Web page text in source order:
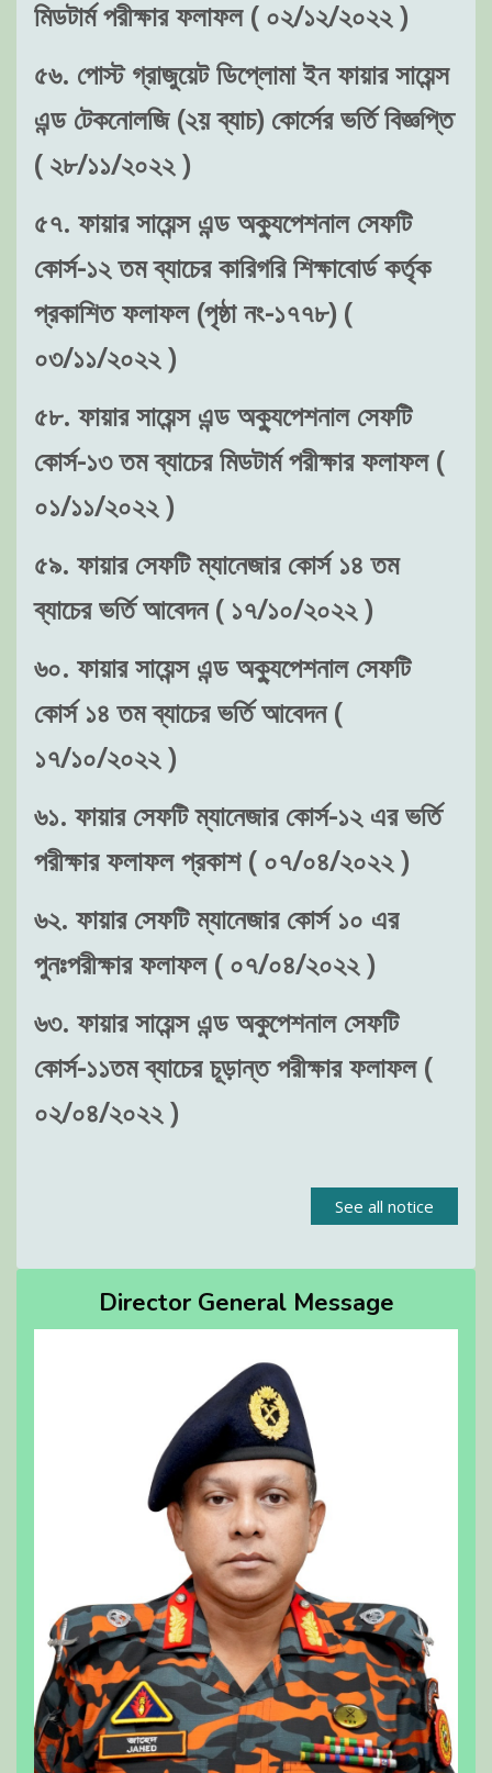
মিডটার্ম পরীক্ষার ফলাফল ( ০২/১২/২০২২ )
৫৬. পোস্ট গ্রাজুয়েট ডিপ্লোমা ইন ফায়ার সায়েন্স
এন্ড টেকনোলজি (২য় ব্যাচ) কোর্সের ভর্তি বিজ্ঞপ্তি
( ২৮/১১/২০২২ )
৫৭. ফায়ার সায়েন্স এন্ড অক্যুপেশনাল সেফটি
কোর্স-১২ তম ব্যাচের কারিগরি শিক্ষাবোর্ড কর্তৃক
প্রকাশিত ফলাফল (পৃষ্ঠা নং-১৭৭৮) (
০৩/১১/২০২২ )
৫৮. ফায়ার সায়েন্স এন্ড অক্যুপেশনাল সেফটি
কোর্স-১৩ তম ব্যাচের মিডটার্ম পরীক্ষার ফলাফল (
০১/১১/২০২২ )
৫৯. ফায়ার সেফটি ম্যানেজার কোর্স ১৪ তম
ব্যাচের ভর্তি আবেদন ( ১৭/১০/২০২২ )
৬০. ফায়ার সায়েন্স এন্ড অক্যুপেশনাল সেফটি
কোর্স ১৪ তম ব্যাচের ভর্তি আবেদন (
১৭/১০/২০২২ )
৬১. ফায়ার সেফটি ম্যানেজার কোর্স-১২ এর ভর্তি
পরীক্ষার ফলাফল প্রকাশ ( ০৭/০৪/২০২২ )
৬২. ফায়ার সেফটি ম্যানেজার কোর্স ১০ এর
পুনঃপরীক্ষার ফলাফল ( ০৭/০৪/২০২২ )
৬৩. ফায়ার সায়েন্স এন্ড অকুপেশনাল সেফটি
কোর্স-১১তম ব্যাচের চূড়ান্ত পরীক্ষার ফলাফল (
০২/০৪/২০২২ )
See all notice
Director General Message